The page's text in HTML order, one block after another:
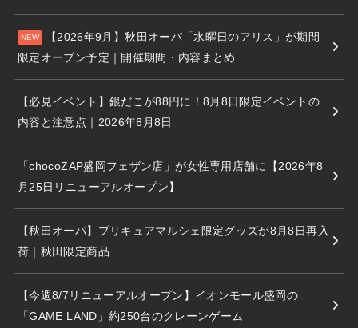
【2026年9月】秋田オーパ「水曜日のアリス」が期間
限定オープン予定｜開催期間・内容まとめ
【必見イベント】銀だこが88円に！8月8日限定イベントの
内容と注意点｜2026年8月8日
「chocoZAP盛岡フェザン店」が女性専用店舗に【2026年8
月25日リニューアルオープン】
【秋田オーパ】プリキュアマルシェ限定グッズが8月8日再入
荷｜秋田限定商品
【今週8/7リニューアルオープン】イオンモール盛岡の
「GAME LAND」約250台のクレーンゲーム